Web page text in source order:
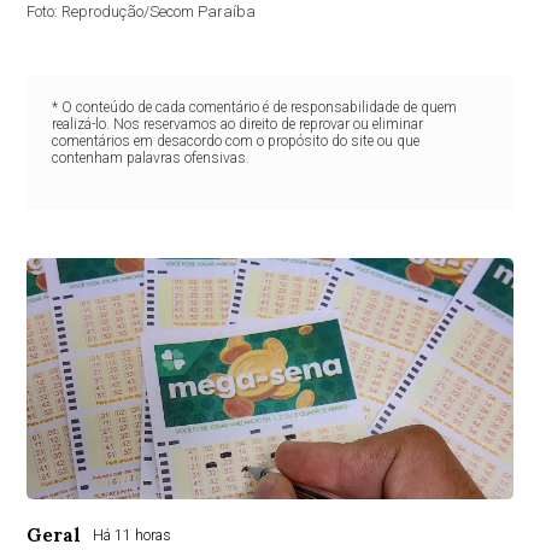
Foto: Reprodução/Secom Paraíba
* O conteúdo de cada comentário é de responsabilidade de quem
realizá-lo. Nos reservamos ao direito de reprovar ou eliminar
comentários em desacordo com o propósito do site ou que
contenham palavras ofensivas.
Geral Há 11 horas